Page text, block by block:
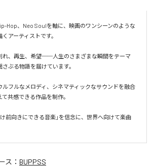
Hop、Neo Soulを軸に、映画のワンシーンのような
アーティストです。
れ、再生、希望──人生のさまざまな瞬間をテーマ
ぶる物語を届けています。
ルフルなメロディ、シネマティックなサウンドを融合
共感できる作品を制作。
前向きにできる音楽」を信念に、世界へ向けて楽曲
ス： BUPPSS